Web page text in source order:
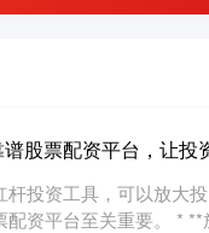
股票配资平台，让投
杆投资工具，可以放大
配资平台至关重要。 *